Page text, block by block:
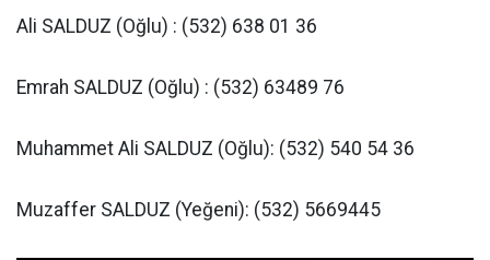
Ali SALDUZ (Oğlu) : (532) 638 01 36
Emrah SALDUZ (Oğlu) : (532) 63489 76
Muhammet Ali SALDUZ (Oğlu): (532) 540 54 36
Muzaffer SALDUZ (Yeğeni): (532) 5669445